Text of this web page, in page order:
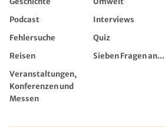
Podcast
Interviews
Fehlersuche
Quiz
Reisen
Sieben Fragen an...
Veranstaltungen,
Konferenzen und
Messen